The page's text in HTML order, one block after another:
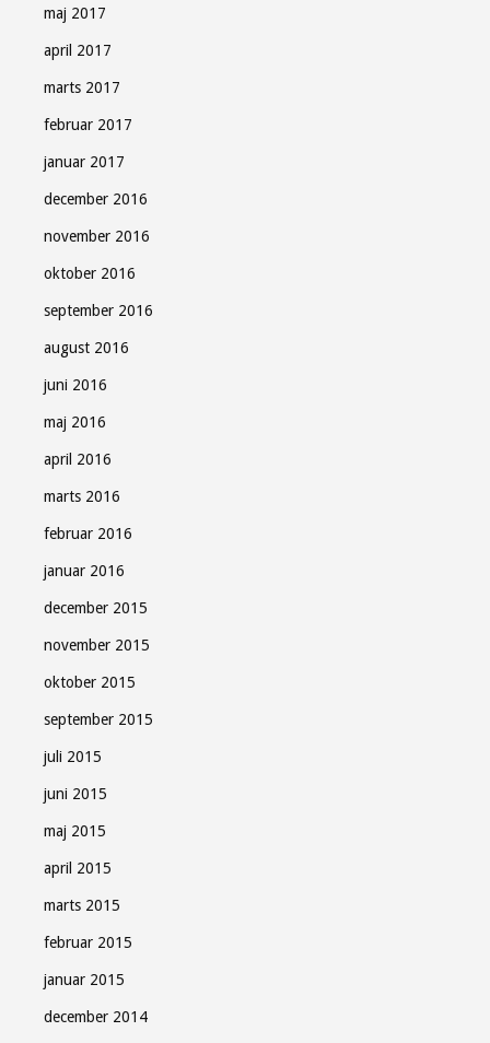
maj 2017
april 2017
marts 2017
februar 2017
januar 2017
december 2016
november 2016
oktober 2016
september 2016
august 2016
juni 2016
maj 2016
april 2016
marts 2016
februar 2016
januar 2016
december 2015
november 2015
oktober 2015
september 2015
juli 2015
juni 2015
maj 2015
april 2015
marts 2015
februar 2015
januar 2015
december 2014